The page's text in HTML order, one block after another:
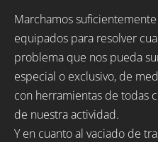
Marchamos
equipados para resolver
problema que nos pueda
especial o exclusivo, de
con herramientas de todas
de nuestra actividad.
Y en cuanto al vaciado de